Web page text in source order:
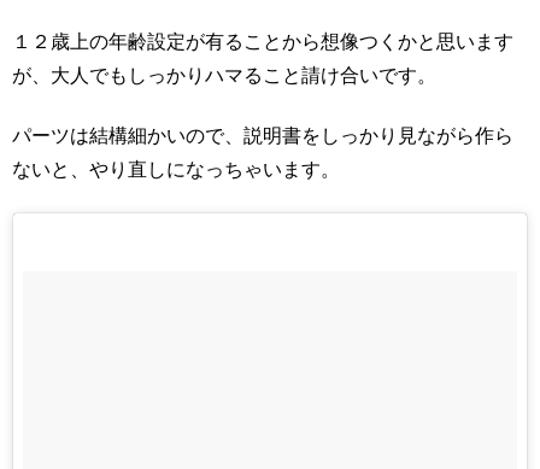
１２歳上の年齢設定が有ることから想像つくかと思います
が、大人でもしっかりハマること請け合いです。
パーツは結構細かいので、説明書をしっかり見ながら作ら
ないと、やり直しになっちゃいます。